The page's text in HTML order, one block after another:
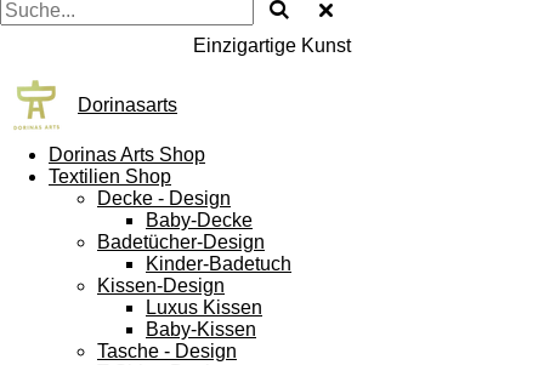
Einzigartige Kunst
Dorinasarts
Dorinas Arts Shop
Textilien Shop
Decke - Design
Baby-Decke
Badetücher-Design
Kinder-Badetuch
Kissen-Design
Luxus Kissen
Baby-Kissen
Tasche - Design